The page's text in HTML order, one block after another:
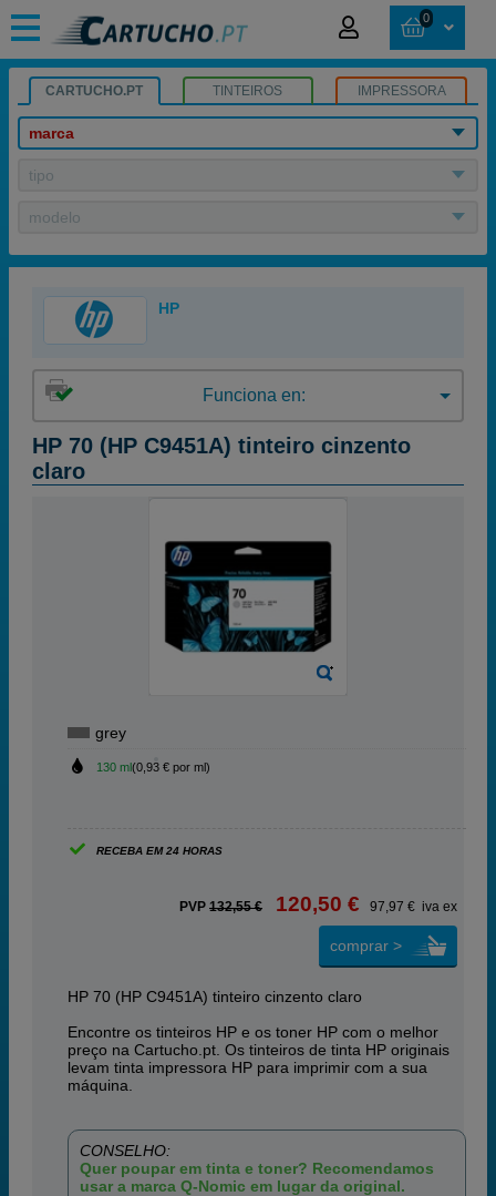
0
CARTUCHO.PT TINTEIROS IMPRESSORA
marca
tipo
modelo
HP
Funciona en:
HP 70 (HP C9451A) tinteiro cinzento
claro
grey
130 ml(0,93 € por ml)
RECEBA EM 24 HORAS
PVP 132,55 € 120,50 € 97,97 € iva ex
comprar >
HP 70 (HP C9451A) tinteiro cinzento claro
Encontre os tinteiros HP e os toner HP com o melhor
preço na Cartucho.pt. Os tinteiros de tinta HP originais
levam tinta impressora HP para imprimir com a sua
máquina.
CONSELHO:
Quer poupar em tinta e toner? Recomendamos
usar a marca Q-Nomic em lugar da original.